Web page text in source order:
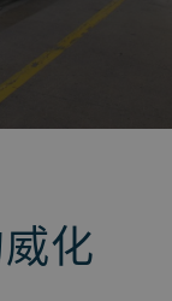
化